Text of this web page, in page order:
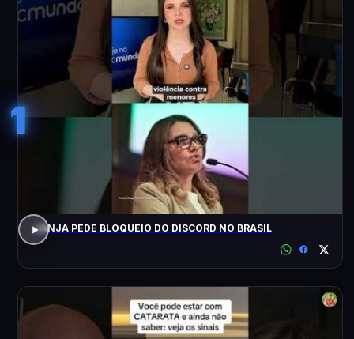
1
JANJA PEDE BLOQUEIO DO DISCORD NO BRASIL